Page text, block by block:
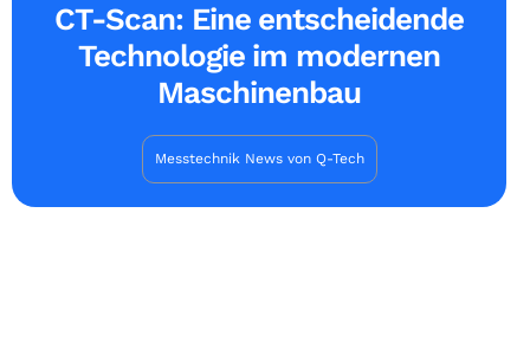
CT-Scan: Eine entscheidende
Technologie im modernen
Maschinenbau
Messtechnik News von Q-Tech